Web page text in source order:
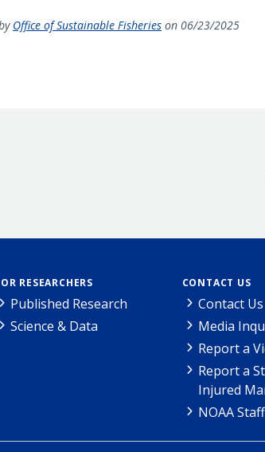
Office of Sustainable Fisherieson 06/23/2025
RESEARCHERS
Published Research
Science & Data
CONTACT US
Contact Us
Media
Report a
Report a
Injured
NOAA